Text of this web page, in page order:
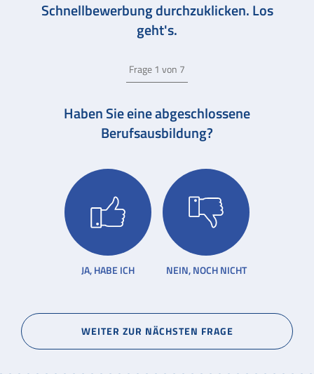
UNSER UNTERNEHMEN
JOBS UND KARRIERE
Datenschutz Impressum Zertifikate
Schnellbewerbung durchzuklicken. Los
geht's.
Frage 1 von 7
Haben Sie eine abgeschlossene
Berufsausbildung?
JA, HABE ICH NEIN, NOCH NICHT
WEITER ZUR NÄCHSTEN FRAGE